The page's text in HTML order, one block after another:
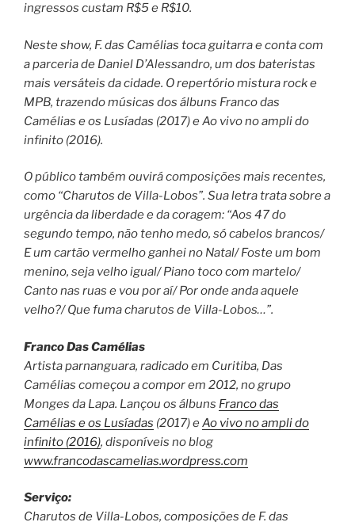
ingressos custam R$5 e R$10.
Neste show, F. das Camélias toca guitarra e conta com
a parceria de Daniel D’Alessandro, um dos bateristas
mais versáteis da cidade. O repertório mistura rock e
MPB, trazendo músicas dos álbuns Franco das
Camélias e os Lusíadas (2017) e Ao vivo no ampli do
infinito (2016).
O público também ouvirá composições mais recentes,
como “Charutos de Villa-Lobos”. Sua letra trata sobre a
urgência da liberdade e da coragem: “Aos 47 do
segundo tempo, não tenho medo, só cabelos brancos/
E um cartão vermelho ganhei no Natal/ Foste um bom
menino, seja velho igual/ Piano toco com martelo/
Canto nas ruas e vou por aí/ Por onde anda aquele
velho?/ Que fuma charutos de Villa-Lobos…”.
Franco Das Camélias
Artista parnanguara, radicado em Curitiba, Das
Camélias começou a compor em 2012, no grupo
Monges da Lapa. Lançou os álbuns Franco das
Camélias e os Lusíadas (2017) eAo vivo no ampli do
infinito (2016), disponíveis no blog
www.francodascamelias.wordpress.com
Serviço:
Charutos de Villa-Lobos, composições de F. das